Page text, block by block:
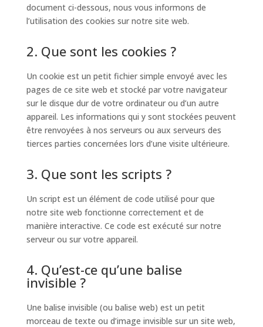
document ci-dessous, nous vous informons de
l’utilisation des cookies sur notre site web.
2. Que sont les cookies ?
Un cookie est un petit fichier simple envoyé avec les
pages de ce site web et stocké par votre navigateur
sur le disque dur de votre ordinateur ou d’un autre
appareil. Les informations qui y sont stockées peuvent
être renvoyées à nos serveurs ou aux serveurs des
tierces parties concernées lors d’une visite ultérieure.
3. Que sont les scripts ?
Un script est un élément de code utilisé pour que
notre site web fonctionne correctement et de
manière interactive. Ce code est exécuté sur notre
serveur ou sur votre appareil.
4. Qu’est-ce qu’une balise
invisible ?
Une balise invisible (ou balise web) est un petit
morceau de texte ou d’image invisible sur un site web,